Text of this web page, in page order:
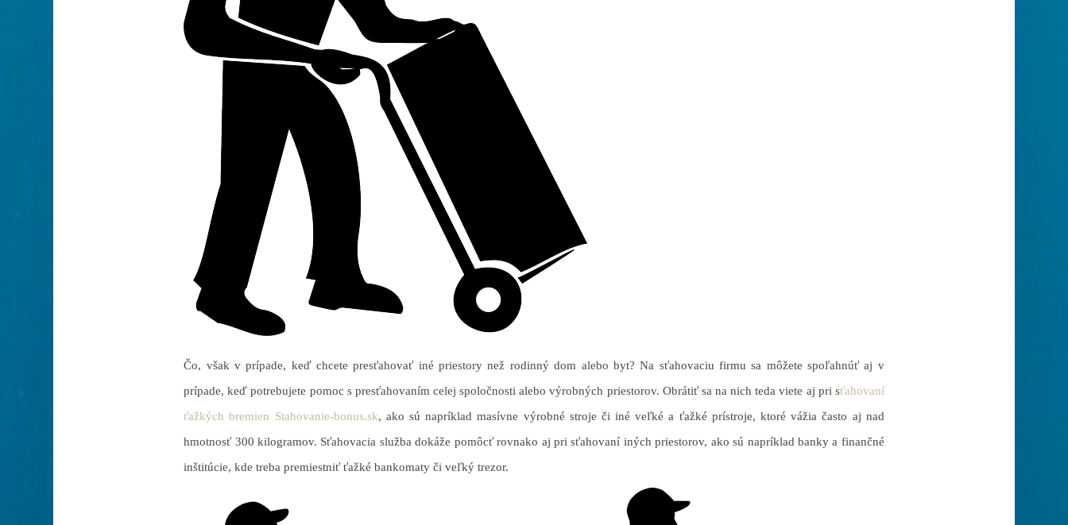
Čo, však v prípade, keď chcete presťahovať iné priestory než rodinný dom alebo byt? Na sťahovaciu firmu sa môžete spoľahnúť aj v
prípade, keď potrebujete pomoc s presťahovaním celej spoločnosti alebo výrobných priestorov. Obrátiť sa na nich teda viete aj pri sťahovaní
ťažkých bremien Stahovanie-bonus.sk, ako sú napríklad masívne výrobné stroje či iné veľké a ťažké prístroje, ktoré vážia často aj nad
hmotnosť 300 kilogramov. Sťahovacia služba dokáže pomôcť rovnako aj pri sťahovaní iných priestorov, ako sú napríklad banky a finančné
inštitúcie, kde treba premiestniť ťažké bankomaty či veľký trezor.